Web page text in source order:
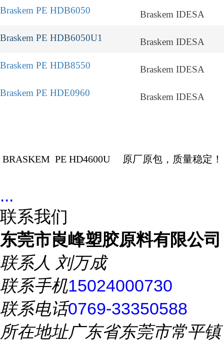
Braskem PE HDB6050 Braskem IDESA
Braskem PE HDB6050U1 Braskem IDESA
Braskem PE HDB8550 Braskem IDESA
Braskem PE HDE0960 Braskem IDESA
BRASKEM PE HD4600U 原厂原包，质量稳定！
...
联系我们
东莞市崀峰塑胶原料有限公司
联系人 刘万成
联系手机15024000730
联系电话0769-33350588
所在地址广东省东莞市常平镇